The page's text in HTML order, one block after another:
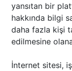
yansıtan bir
hakkında bilgi
daha fazla kişi
edilmesine
İnternet sitesi,